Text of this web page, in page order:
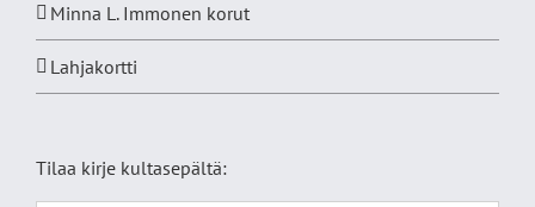
Minna L. Immonen korut
Lahjakortti
Tilaa kirje kultasepältä: